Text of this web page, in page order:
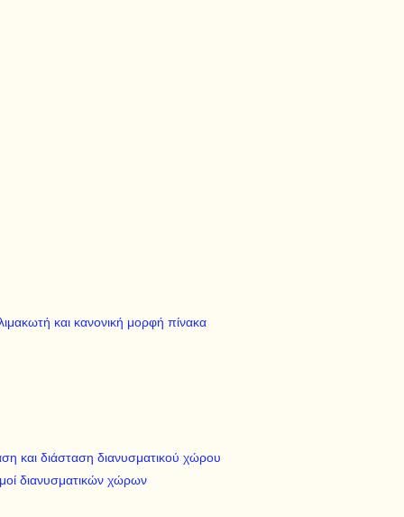
και κανονική μορφή πίνακα
και διάσταση διανυσματικού χώρου
διανυσματικών χώρων